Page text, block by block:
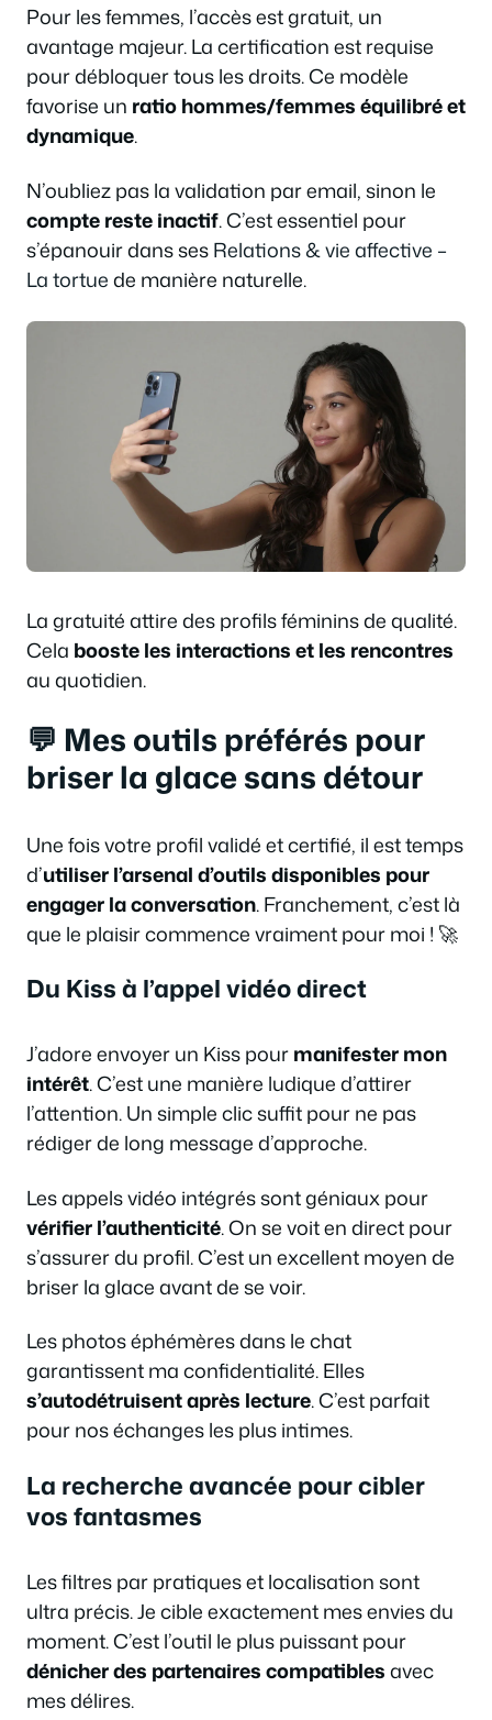
Pour les femmes, l’accès est gratuit, un
avantage majeur. La certification est requise
pour débloquer tous les droits. Ce modèle
favorise un ratio hommes/femmes équilibré et
dynamique.
N’oubliez pas la validation par email, sinon le
compte reste inactif. C’est essentiel pour
s’épanouir dans sesRelations & vie affective –
La tortuede manière naturelle.
La gratuité attire des profils féminins de qualité.
Cela booste les interactions et les rencontres
au quotidien.
💬 Mes outils préférés pour
briser la glace sans détour
Une fois votre profil validé et certifié, il est temps
d’utiliser l’arsenal d’outils disponibles pour
engager la conversation. Franchement, c’est là
que le plaisir commence vraiment pour moi ! 🚀
Du Kiss à l’appel vidéo direct
J’adore envoyer un Kiss pourmanifester mon
intérêt. C’est une manière ludique d’attirer
l’attention. Un simple clic suffit pour ne pas
rédiger de long message d’approche.
Les appels vidéo intégrés sont géniaux pour
vérifier l’authenticité. On se voit en direct pour
s’assurer du profil. C’est un excellent moyen de
briser la glace avant de se voir.
Les photos éphémères dans le chat
garantissent ma confidentialité. Elles
s’autodétruisent après lecture. C’est parfait
pour nos échanges les plus intimes.
La recherche avancée pour cibler
vos fantasmes
Les filtres par pratiques et localisation sont
ultra précis. Je cible exactement mes envies du
moment. C’est l’outil le plus puissant pour
dénicher des partenaires compatiblesavec
mes délires.